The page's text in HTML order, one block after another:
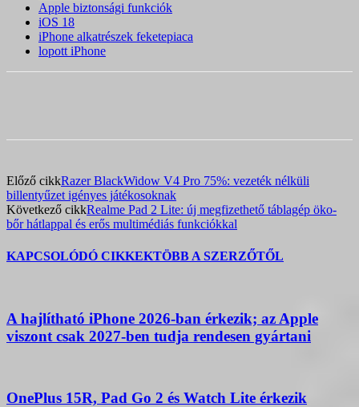
Apple biztonsági funkciók
iOS 18
iPhone alkatrészek feketepiaca
lopott iPhone
Előző cikkRazer BlackWidow V4 Pro 75%: vezeték nélküli
billentyűzet igényes játékosoknak
Következő cikkRealme Pad 2 Lite: új megfizethető táblagép öko-
bőr hátlappal és erős multimédiás funkciókkal
KAPCSOLÓDÓ CIKKEKTÖBB A SZERZŐTŐL
A hajlítható iPhone 2026-ban érkezik; az Apple
viszont csak 2027-ben tudja rendesen gyártani
OnePlus 15R, Pad Go 2 és Watch Lite érkezik